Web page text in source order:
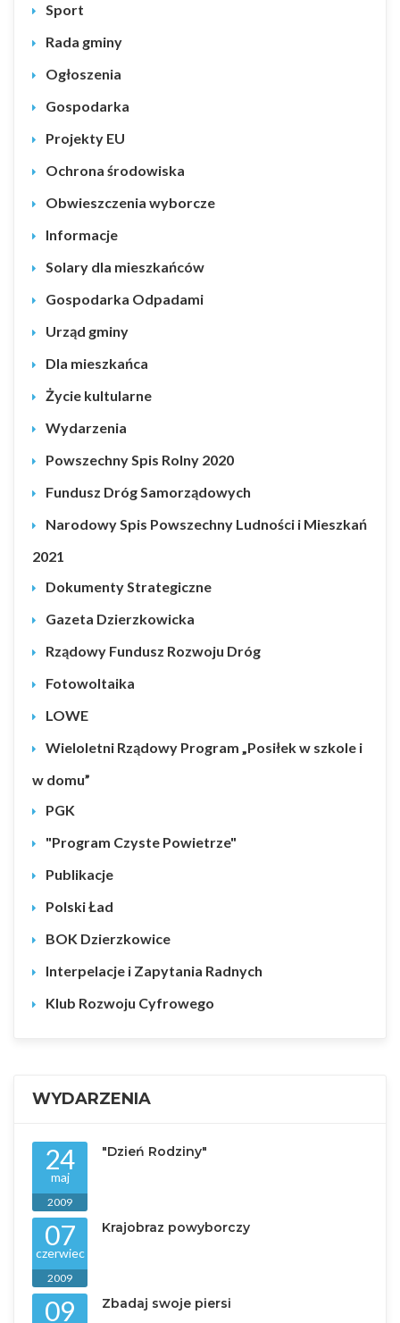
Sport
Rada gminy
Ogłoszenia
Gospodarka
Projekty EU
Ochrona środowiska
Obwieszczenia wyborcze
Informacje
Solary dla mieszkańców
Gospodarka Odpadami
Urząd gminy
Dla mieszkańca
Życie kultularne
Wydarzenia
Powszechny Spis Rolny 2020
Fundusz Dróg Samorządowych
Narodowy Spis Powszechny Ludności i Mieszkań
2021
Dokumenty Strategiczne
Gazeta Dzierzkowicka
Rządowy Fundusz Rozwoju Dróg
Fotowoltaika
LOWE
Wieloletni Rządowy Program „Posiłek w szkole i
w domu”
PGK
"Program Czyste Powietrze"
Publikacje
Polski Ład
BOK Dzierzkowice
Interpelacje i Zapytania Radnych
Klub Rozwoju Cyfrowego
WYDARZENIA
24
maj
2009
"Dzień Rodziny"
07
czerwiec
2009
Krajobraz powyborczy
09 Zbadaj swoje piersi